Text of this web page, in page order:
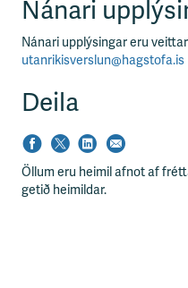
Nánari
Nánari upplýsingar eru
utanrikisverslun@hagstofa.is
Deila
Öllum eru heimil afnot af
getið heimildar.